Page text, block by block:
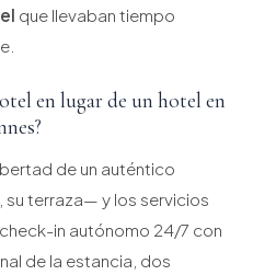
que llevaban tiempo
en lugar de un hotel en
de un auténtico
terraza— y los servicios
in autónomo 24/7 con
de la estancia, dos